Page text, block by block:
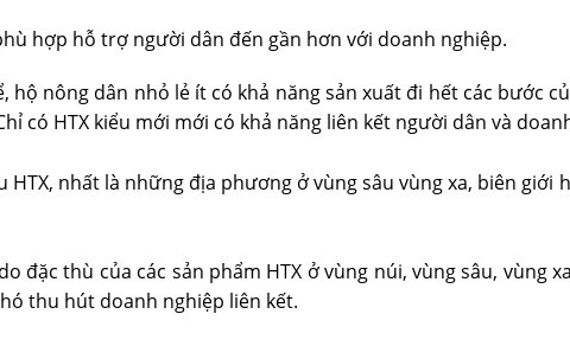
hợp hỗ trợ người dân đến gần hơn với doanh nghiệp.
hộ nông dân nhỏ lẻ ít có khả năng sản xuất đi hết các bước
có HTX kiểu mới mới có khả năng liên kết người dân và
HTX, nhất là những địa phương ở vùng sâu vùng xa, biên
đặc thù của các sản phẩm HTX ở vùng núi, vùng sâu,
thu hút doanh nghiệp liên kết.